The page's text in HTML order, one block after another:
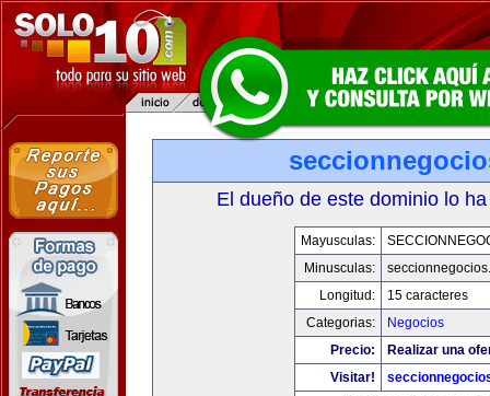
El dueño de este dominio lo
Mayusculas:
Minusculas:
Longitud:
15 caracteres
Categorias:
Negocios
Precio:
Realizar una
Visitar!